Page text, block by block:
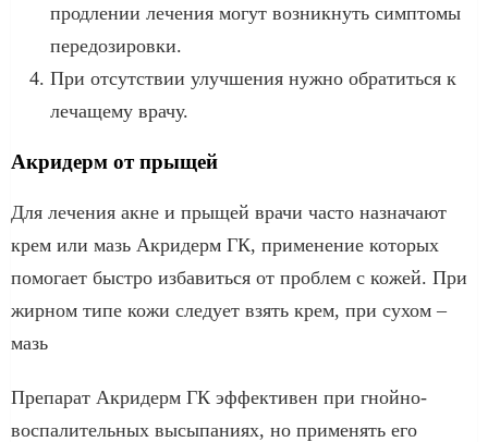
продлении лечения могут возникнуть симптомы
передозировки.
При отсутствии улучшения нужно обратиться к
лечащему врачу.
Акридерм от прыщей
Для лечения акне и прыщей врачи часто назначают
крем или мазь Акридерм ГК, применение которых
помогает быстро избавиться от проблем с кожей. При
жирном типе кожи следует взять крем, при сухом –
мазь
Препарат Акридерм ГК эффективен при гнойно-
воспалительных высыпаниях, но применять его